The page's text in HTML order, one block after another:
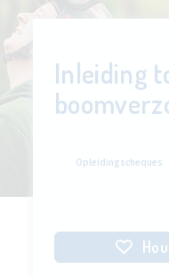
Inleiding
Opleidingscheques